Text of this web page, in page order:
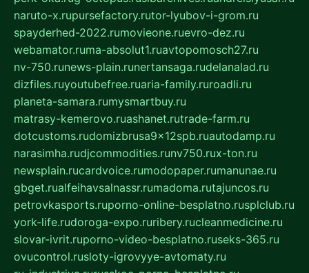
naruto-x.rupursefactory.rutor-lyubov-i-grom.ru
spayderhed-2022.rumovieone.ruevro-dez.ru
webamator.ruma-absolut1.ruavtopomosch27.ru
nv-750.runews-plain.runertansaga.rudelanalad.ru
dizfiles.ruyoutubefree.ruaria-family.ruroadli.ru
planeta-samara.rumysmartbuy.ru
matrasy-kemerovo.ruashanet.rutrade-farm.ru
dotcustoms.rudomizbrusa9x12spb.ruautodamp.ru
narasimha.rudjcommodities.runv750.rux-ton.ru
newsplain.rucardvoice.rumodopaper.rumanunae.ru
gbget.rualfeihavsalnassr.rumadoma.rutajuncos.ru
petrovkasports.ruporno-online-besplatno.rusplclub.ru
york-life.rudoroga-expo.ruribery.rucleanmedicine.ru
slovar-ivrit.ruporno-video-besplatno.ruseks-365.ru
ovucontrol.rusloty-igrovyye-avtomaty.ru